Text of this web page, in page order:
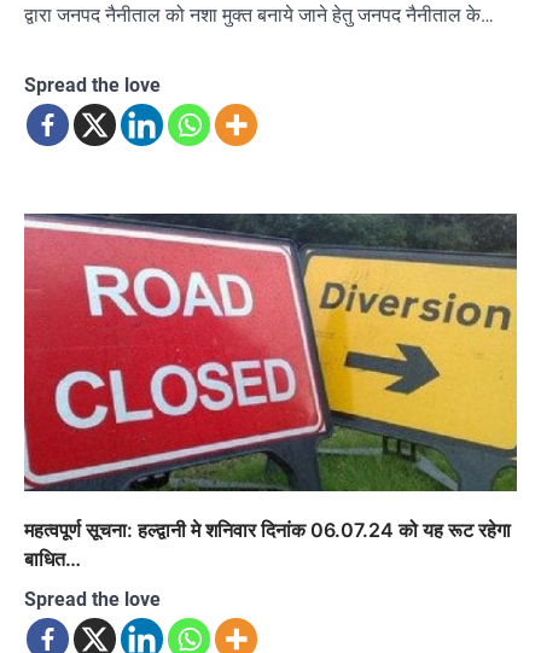
द्वारा जनपद नैनीताल को नशा मुक्त बनाये जाने हेतु जनपद नैनीताल के…
Spread the love
महत्वपूर्ण सूचना: हल्द्वानी मे शनिवार दिनांक 06.07.24 को यह रूट रहेगा
बाधित…
Spread the love